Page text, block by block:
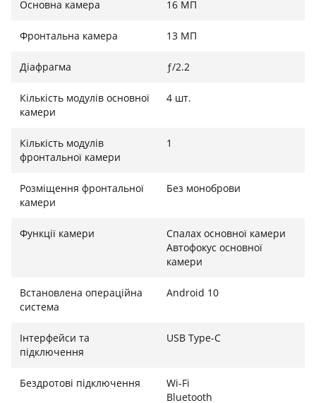
доступна функція бездротової зарядки – рідкість у
Основна камера 16 МП
Фронтальна камера 13 МП
Діафрагма ƒ/2.2
Кількість модулів основної
камери
4 шт.
Кількість модулів
фронтальної камери
1
Розміщення фронтальної
камери
Без моноброви
Функції камери
Спалах основної камери
Автофокус основної
камери
Встановлена ​​операційна
система
Android 10
Інтерфейси та
підключення
USB Type-C
Бездротові підключення
Wi-Fi
Bluetooth